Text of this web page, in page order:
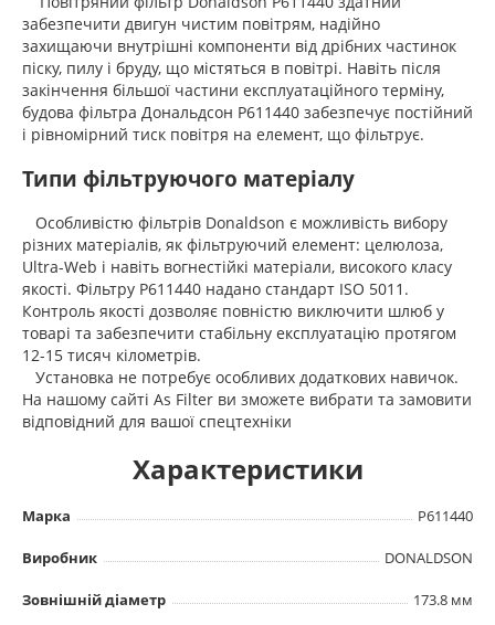
забезпечити двигун чистим повітрям, надійно
захищаючи внутрішні компоненти від дрібних частинок
піску, пилу і бруду, що містяться в повітрі. Навіть після
закінчення більшої частини експлуатаційного терміну,
будова фільтра Дональдсон P611440 забезпечує постійний
і рівномірний тиск повітря на елемент, що фільтрує.
Типи фільтруючого матеріалу
Особливістю фільтрів Donaldson є можливість вибору
різних матеріалів, як фільтруючий елемент: целюлоза,
Ultra-Web і навіть вогнестійкі матеріали, високого класу
якості. Фільтру P611440 надано стандарт ISO 5011.
Контроль якості дозволяє повністю виключити шлюб у
товарі та забезпечити стабільну експлуатацію протягом
12-15 тисяч кілометрів.
Установка не потребує особливих додаткових навичок.
На нашому сайті As Filter ви зможете вибрати та замовити
відповідний для вашої спецтехніки
Характеристики
Марка P611440
Виробник DONALDSON
Зовнішній діаметр 173.8 мм